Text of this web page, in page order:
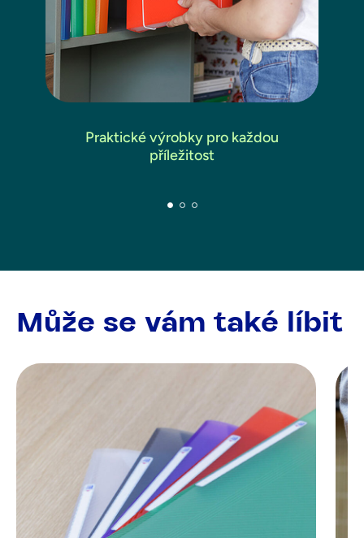
Praktické výrobky pro každou
příležitost
Může se vám také líbit